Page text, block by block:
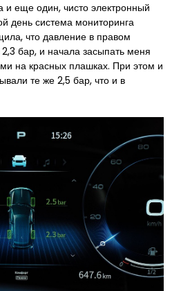
и еще один, чисто электронный
день система мониторинга
что давление в правом
бар, и начала засыпать меня
на красных плашках. При этом и
те же 2,5 бар, что и в